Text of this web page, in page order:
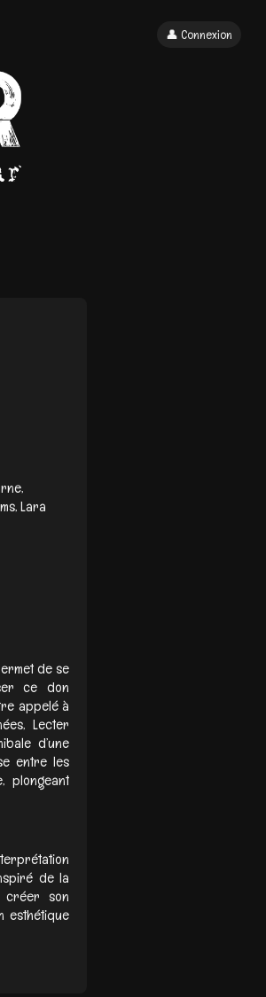
👤 Connexion
Lara
de se
ce don
appelé à
Lecter
d’une
entre les
plongeant
de la
créer son
esthétique